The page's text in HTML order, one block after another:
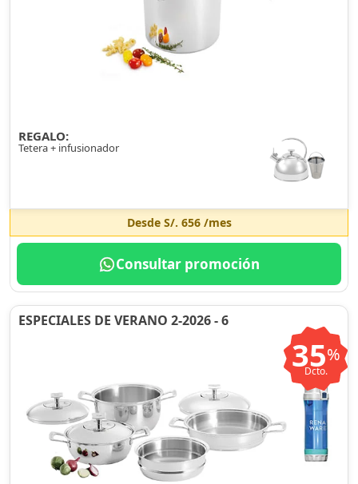
REGALO:
Tetera + infusionador
Desde S/. 656/mes
Consultar promoción
ESPECIALES DE VERANO 2-2026 - 6
35%
Dcto.